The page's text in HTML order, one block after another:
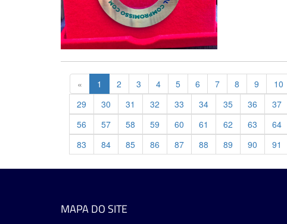
« Previous
1 2 3 4 5 6 7 8 9 10
29
30 31 32 33 34 35 36 37
56
57 58 59 60 61 62 63 64
83
84 85 86 87 88 89 90 91
MAPA DO SITE